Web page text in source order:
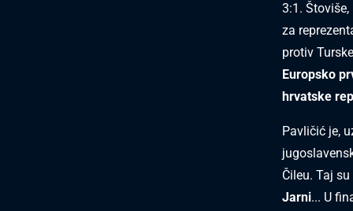
3:1.
za
protiv
Europsko
hrvatske
Pavličić je,
Čileu. Taj
Jarni... U